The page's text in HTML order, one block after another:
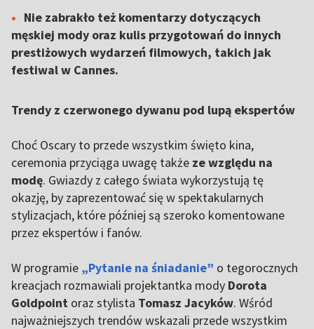
Nie zabrakło też komentarzy dotyczących
męskiej mody oraz kulis przygotowań do innych
prestiżowych wydarzeń filmowych, takich jak
festiwal w Cannes.
Trendy z czerwonego dywanu pod lupą ekspertów
Choć Oscary to przede wszystkim święto kina,
ceremonia przyciąga uwagę także ze względu na
modę. Gwiazdy z całego świata wykorzystują tę
okazję, by zaprezentować się w spektakularnych
stylizacjach, które później są szeroko komentowane
przez ekspertów i fanów.
W programie „Pytanie na śniadanie” o tegorocznych
kreacjach rozmawiali projektantka mody Dorota
Goldpoint oraz stylista Tomasz Jacyków. Wśród
najważniejszych trendów wskazali przede wszystkim